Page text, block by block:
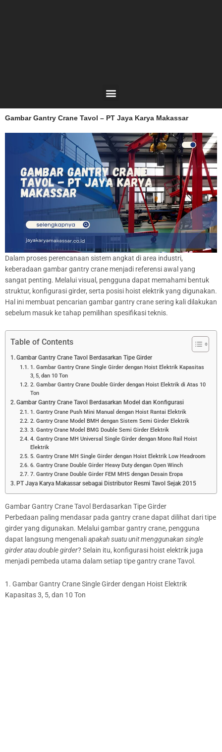
Menu
Gambar Gantry Crane Tavol – PT Jaya Karya Makassar
Dalam proses perencanaan sistem angkat di area industri,
keberadaan gambar gantry crane menjadi referensi awal yang
sangat penting. Melalui visual, pengguna dapat memahami bentuk
struktur, konfigurasi girder, serta posisi hoist elektrik yang digunakan.
Hal ini membuat pencarian gambar gantry crane sering kali dilakukan
sebelum masuk ke tahap pemilihan spesifikasi teknis.
Table of Contents
Gambar Gantry Crane Tavol Berdasarkan Tipe Girder
1. Gambar Gantry Crane Single Girder dengan Hoist Elektrik Kapasitas
3, 5, dan 10 Ton
2. Gambar Gantry Crane Double Girder dengan Hoist Elektrik di Atas 10
Ton
Gambar Gantry Crane Tavol Berdasarkan Model dan Konfigurasi
1. Gantry Crane Push Mini Manual dengan Hoist Rantai Elektrik
2. Gantry Crane Model BMH dengan Sistem Semi Girder Elektrik
3. Gantry Crane Model BMG Double Semi Girder Elektrik
4. Gantry Crane MH Universal Single Girder dengan Mono Rail Hoist
Elektrik
5. Gantry Crane MH Single Girder dengan Hoist Elektrik Low Headroom
6. Gantry Crane Double Girder Heavy Duty dengan Open Winch
7. Gantry Crane Double Girder FEM MHS dengan Desain Eropa
PT Jaya Karya Makassar sebagai Distributor Resmi Tavol Sejak 2015
Gambar Gantry Crane Tavol Berdasarkan Tipe Girder
Perbedaan paling mendasar pada gantry crane dapat dilihat dari tipe
girder yang digunakan. Melalui gambar gantry crane, pengguna
dapat langsung mengenaliapakah suatu unit menggunakan single
girder atau double girder? Selain itu, konfigurasi hoist elektrik juga
menjadi pembeda utama dalam setiap tipe gantry crane Tavol.
1. Gambar Gantry Crane Single Girder dengan Hoist Elektrik
Kapasitas 3, 5, dan 10 Ton